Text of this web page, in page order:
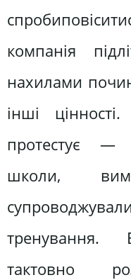
компанія
нахилами
інші
протестує —
школи,
тренування.
тактовно